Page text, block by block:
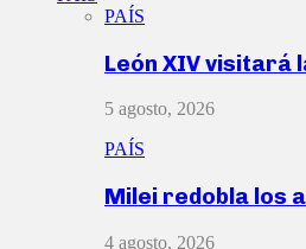
PAÍS
León XIV visitará
5 agosto, 2026
PAÍS
Milei redobla los
4 agosto, 2026